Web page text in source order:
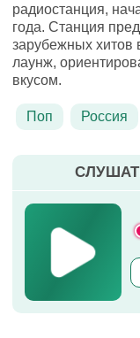
радиостанция,
года. Станция
зарубежных хитов
лаунж,
вкусом.
Поп Россия